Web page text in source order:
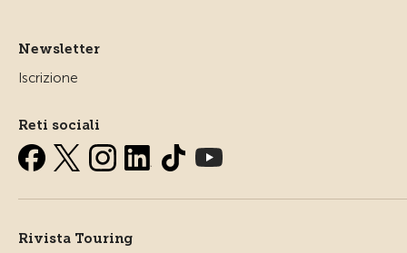
Newsletter
Iscrizione
Reti sociali
Rivista Touring